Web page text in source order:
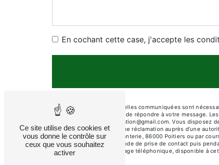
En cochant cette case, j'accepte les
** Les données personnelles communiquées sont
traitants dans le seul but de répondre à votre message.
Poitiers diagnostic.habitation@gmail.com. Vous
et du droit d’introduire une réclamation auprès d’une
Rue 125E Régiment d'Infanterie, 86000 Poitiers ou par
données pendant la période de prise de contact puis
d'opposition au démarchage téléphonique, disponible à
Ce site utilise des cookies et
vous donne le contrôle sur
ceux que vous souhaitez
activer